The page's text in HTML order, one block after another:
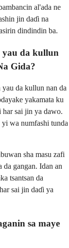
al'ada ne
jin daɗi na
dindindin ba.
yau da kullun
Gida?
da kullun nan da
yakamata ku
har sai jin ya dawo.
wa numfashi tunda
sha masu zafi
gangan. Idan an
tsantsan da
sai jin daɗi ya
sa maye